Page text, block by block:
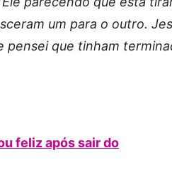
um para o outro.
pensei que tinham
feliz após sair do